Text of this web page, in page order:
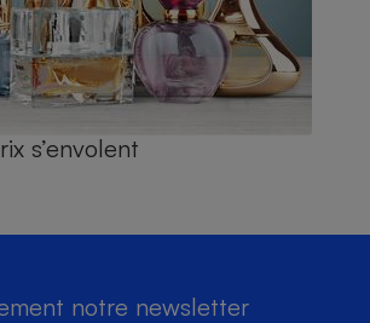
s’envolent
notre newsletter